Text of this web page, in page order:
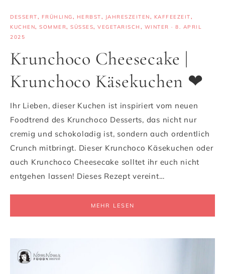
DESSERT, FRÜHLING, HERBST, JAHRESZEITEN, KAFFEEZEIT,
KUCHEN, SOMMER, SÜSSES , VEGETARISCH , WINTER · 8. APRIL
2025
Krunchoco Cheesecake |
Krunchoco Käsekuchen ❤
Ihr Lieben, dieser Kuchen ist inspiriert vom neuen
Foodtrend des Krunchoco Desserts, das nicht nur
cremig und schokoladig ist, sondern auch ordentlich
Crunch mitbringt. Dieser Krunchoco Käsekuchen oder
auch Krunchoco Cheesecake solltet ihr euch nicht
entgehen lassen! Dieses Rezept vereint…
MEHR LESEN